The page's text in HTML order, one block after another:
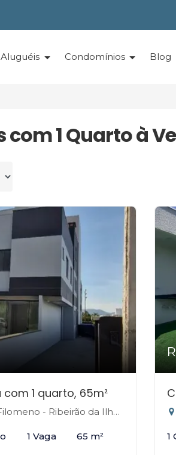
Aluguéis Condomínios Blog
com 1 Quarto à
1 quarto, 65m²
Ribeirão da Ilha, Florianópolis-SC
1 Vaga 65 m² 1